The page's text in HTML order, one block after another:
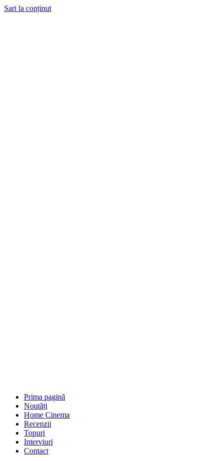
Sari la conținut
Prima pagină
Noutăți
Home Cinema
Recenzii
Topuri
Interviuri
Contact